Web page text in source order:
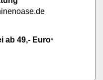
ab 49,- Euro*